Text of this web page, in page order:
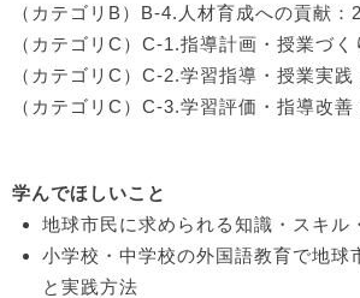
（カテゴリB）B-4.人材育成への貢献：
（カテゴリC）C-1.指導計画・授業づく
（カテゴリC）C-2.学習指導・授業実践
（カテゴリC）C-3.学習評価・指導改善
学んでほしいこと
地球市民に求められる知識・スキル
小学校・中学校の外国語教育で地球
と実践方法